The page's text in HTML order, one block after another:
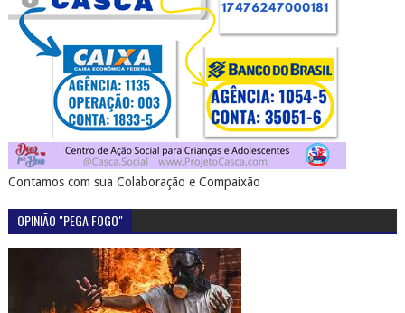
Contamos com sua Colaboração e Compaixão
OPINIÃO "PEGA FOGO"